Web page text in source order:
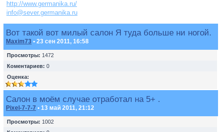
http://www.germanika.ru/
info@sever.germanika.ru
Вот такой вот милый салон Я туда больше ни ногой.
Maxim73 • 23 сен 2011, 16:58
Просмотры: 1472
Коментариев: 0
Оценка:
Салон в моём случае отработал на 5+ .
Pixel-7-7-7 • 13 май 2011, 21:12
Просмотры: 1002